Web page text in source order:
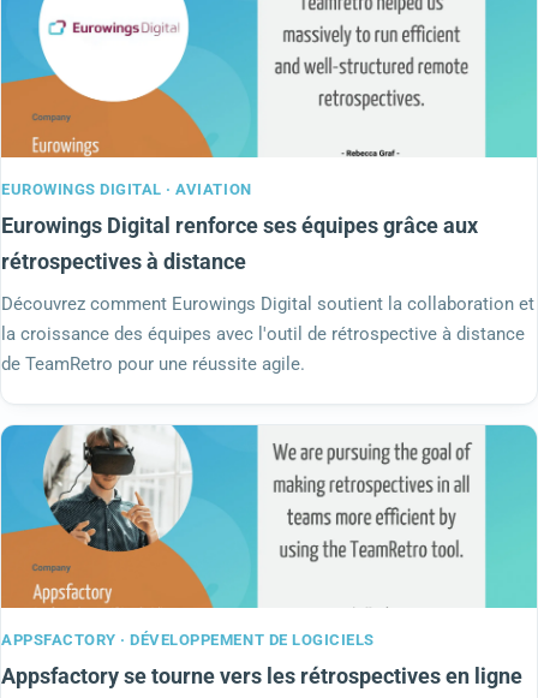
EUROWINGS DIGITAL · AVIATION
Eurowings Digital renforce ses équipes grâce aux
rétrospectives à distance
Découvrez comment Eurowings Digital soutient la collaboration et
la croissance des équipes avec l'outil de rétrospective à distance
de TeamRetro pour une réussite agile.
APPSFACTORY · DÉVELOPPEMENT DE LOGICIELS
Appsfactory se tourne vers les rétrospectives en ligne